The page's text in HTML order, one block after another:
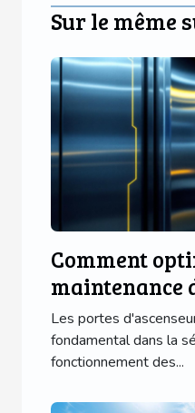
Sur le même
Comment
maintenance
d'ascenseur
technologies
Les portes
fondamental dans la
fonctionnement des...